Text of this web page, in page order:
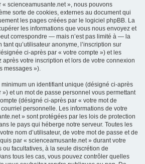
« scienceamusante.net », nous pouvons
sorte de cookies, externes au document qui
les pages créées par le logiciel phpBB. La
les informations que vous nous envoyez et
correspondre — mais n’est pas limité à — la
qu’utilisateur anonyme, l’inscription sur
ci-après par « votre compte ») et les
votre inscription et lors de votre connexion
messages »).
un identifiant unique (désigné ci-après
») et un mot de passe personnel vous permettant
(désigné ci-après par « votre mot de
personnelle. Les informations de votre
» sont protégées par les lois de protection
le pays qui héberge notre serveur. Toutes les
nom d’utilisateur, de votre mot de passe et de
par « scienceamusante.net » durant votre
facultatives, à la seule discrétion de
tous les cas, vous pouvez contrôler quelles